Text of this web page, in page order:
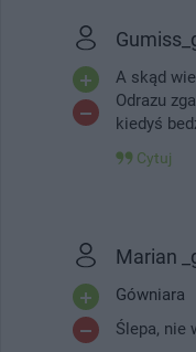
A skąd
Odrazu
kiedyś
Cytuj
Marian
Gówniara
Ślepa, nie